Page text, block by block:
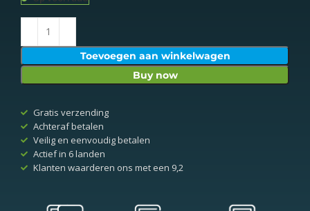
Toevoegen aan winkelwagen
Buy now
Gratis verzending
Achteraf betalen
Veilig en eenvoudig betalen
Actief in 6 landen
Klanten waarderen ons met een 9,2